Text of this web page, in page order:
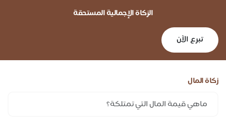
الزكاة الإجمالية المستحقة
تبرع الآن
زكاة المال